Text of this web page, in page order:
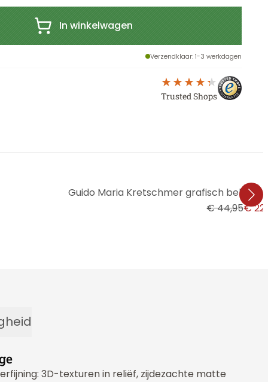
In winkelwagen
Verzendklaar: 1-3 werkdagen
Trusted Shops
Guido Maria Kretschmer grafisch behang
€ 44,95€
3D-texturen in reliëf, zijdezachte matte